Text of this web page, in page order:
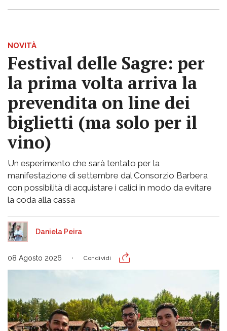
NOVITÀ
Festival delle Sagre: per
la prima volta arriva la
prevendita on line dei
biglietti (ma solo per il
vino)
Un esperimento che sarà tentato per la
manifestazione di settembre dal Consorzio Barbera
con possibilità di acquistare i calici in modo da evitare
la coda alla cassa
Daniela Peira
08 Agosto 2026 Condividi